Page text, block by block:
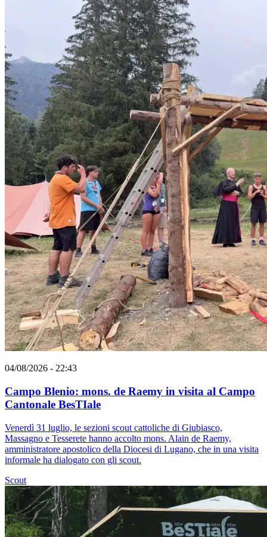
04/08/2026 - 22:43
Campo Blenio: mons. de Raemy in visita al Campo
Cantonale BesTIale
Venerdì 31 luglio, le sezioni scout cattoliche di Giubiasco,
Massagno e Tesserete hanno accolto mons. Alain de Raemy,
amministratore apostolico della Diocesi di Lugano, che in una visita
informale ha dialogato con gli scout.
Scout